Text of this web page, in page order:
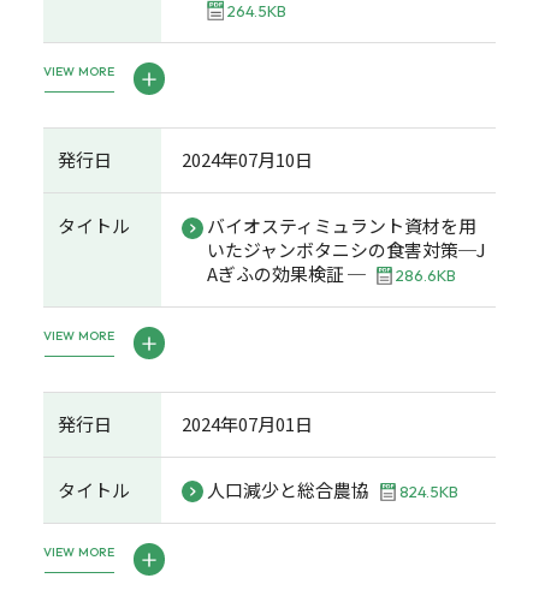
264.5KB
VIEW MORE
発行日 2024年07月10日
タイトル
バイオスティミュラント資材を用
いたジャンボタニシの食害対策─J
Aぎふの効果検証 ─
286.6KB
VIEW MORE
発行日 2024年07月01日
タイトル 人口減少と総合農協 824.5KB
VIEW MORE